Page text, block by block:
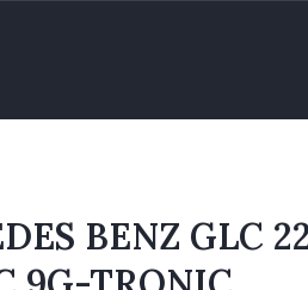
BENZ GLC